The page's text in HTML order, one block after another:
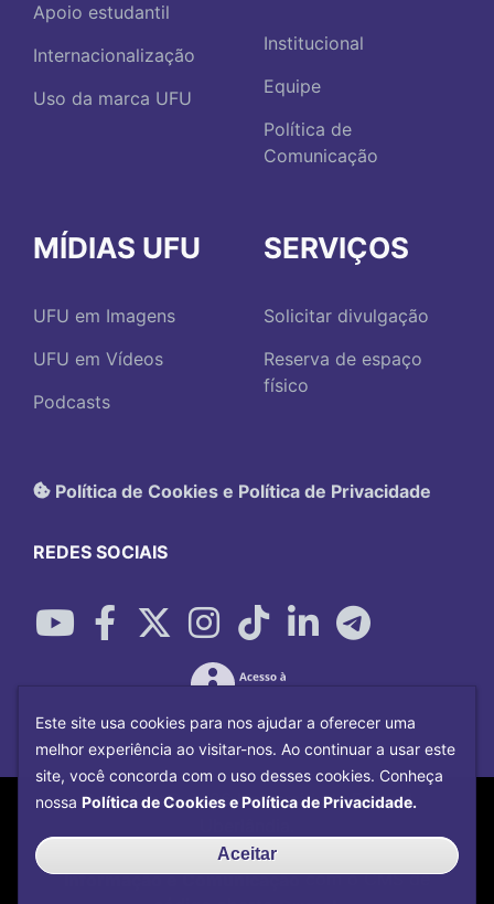
Apoio estudantil
Internacionalização
Uso da marca UFU
Institucional
Equipe
Política de
Comunicação
MÍDIAS UFU
UFU em Imagens
UFU em Vídeos
Podcasts
SERVIÇOS
Solicitar divulgação
Reserva de espaço
físico
Política de Cookies e Política de Privacidade
REDES SOCIAIS
Copyright©2026Universidade Federal
Desenvolvido porCentro de Tecnologia da
Informação e Comunicaçãocom o CMS de
Este site usa cookies para nos ajudar a oferecer uma
melhor experiência ao visitar-nos. Ao continuar a usar este
site, você concorda com o uso desses cookies. Conheça
nossa Política de Cookies e Política de Privacidade.
Aceitar